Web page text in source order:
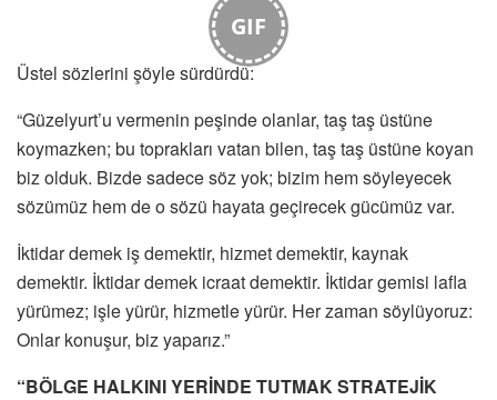
GIF
Üstel sözlerini şöyle sürdürdü:
“Güzelyurt’u vermenin peşinde olanlar, taş taş üstüne
koymazken; bu toprakları vatan bilen, taş taş üstüne koyan
biz olduk. Bizde sadece söz yok; bizim hem söyleyecek
sözümüz hem de o sözü hayata geçirecek gücümüz var.
İktidar demek iş demektir, hizmet demektir, kaynak
demektir. İktidar demek icraat demektir. İktidar gemisi lafla
yürümez; işle yürür, hizmetle yürür. Her zaman söylüyoruz:
Onlar konuşur, biz yaparız.”
“BÖLGE HALKINI YERİNDE TUTMAK STRATEJİK